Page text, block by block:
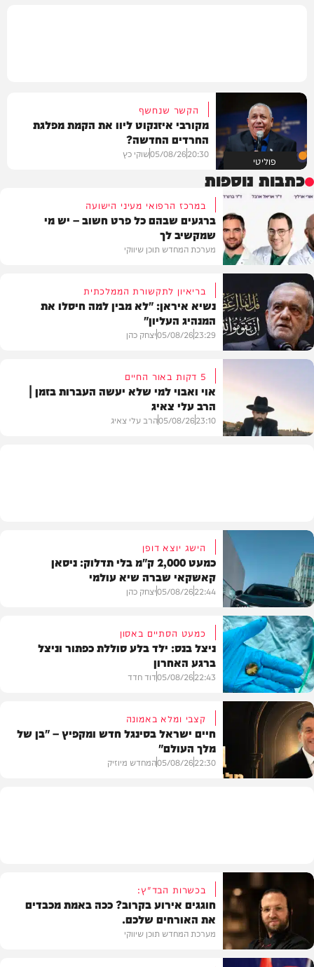
פוליטי
הקשר שנחשף
מקורבי איזנקוט ליוו את הקמת מפלגת
החרדים החדשה?
20:30
05/08/26שוקי כץ
כתבות נוספות
תוכן שיווקי
במרכז הרפואי מעיני הישועה
ברגעים שבהם כל פרט חשוב – יש מי
שמקשיב לך
מערכת המחדש תוכן שיווקי
בעולם
בריאיון לתקשורת הממלכתית
נשיא איראן: "לא מבין למה חיסלו את
המנהיג העליון"
23:29
05/08/26יצחק כהן
5 דקות באור החיים
אוי ואבוי למי שלא יעשה העברות בזמן |
הרב עלי צאיג
23:10
05/08/26הרב עלי צאיג
חדשות הרכב
הישג יוצא דופן
כמעט 2,000 ק"מ בלי תדלוק: ניסאן
קאשקאי שברה שיא עולמי
22:44
05/08/26יצחק כהן
בריאות
כמעט הסתיים באסון
ניצל בנס: ילד בלע סוללת כפתור וניצל
ברגע האחרון
22:43
05/08/26דוד חדד
קצבי ומלא באמונה
חיים ישראל בסינגל חדש ומקפיץ – "בן של
מלך העולם"
22:30
05/08/26המחדש מיוזיק
בכשרות הבד"ץ:
חוגגים אירוע בקרוב? ככה באמת מכבדים
את האורחים שלכם.
מערכת המחדש תוכן שיווקי